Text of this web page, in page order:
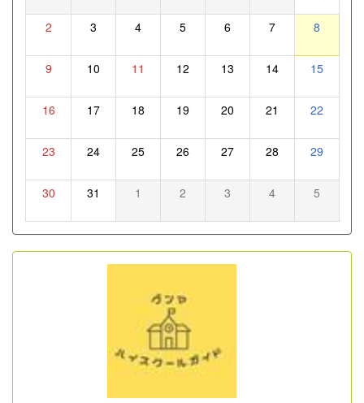
2 3 4 5 6 7 8
9 10 11 12 13 14 15
16 17 18 19 20 21 22
23 24 25 26 27 28 29
30 31 1 2 3 4 5